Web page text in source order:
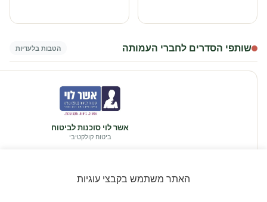
שותפי הסדרים לחברי העמותה הטבות בלעדיות
אשר לוי סוכנות לביטוח
ביטוח קולקטיבי
האתר משתמש בקבצי עוגיות